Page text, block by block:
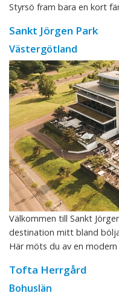
Styrsö fram bara en kort
Sankt Jörgen Park
Västergötland
Välkommen till Sankt
destination mitt bland
Här möts du av en modern
Tofta Herrgård
Bohuslän